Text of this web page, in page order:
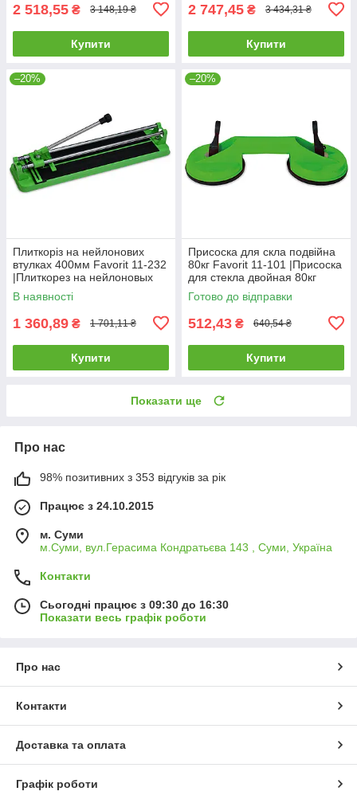
2 518,55 ₴ 3 148,19 ₴
Купити
2 747,45 ₴ 3 434,31 ₴
Купити
–20%
Плиткоріз на нейлонових
втулках 400мм Favorit 11-232
|Плиткорез на нейлоновых
втулках 400мм Favorit
В наявності
1 360,89 ₴ 1 701,11 ₴
Купити
–20%
Присоска для скла подвійна
80кг Favorit 11-101 |Присоска
для стекла двойная 80кг
Favorit
Готово до відправки
512,43 ₴ 640,54 ₴
Купити
Показати ще
Про нас
98% позитивних з 353 відгуків за рік
Працює з 24.10.2015
м. Суми
м.Суми, вул.Герасима Кондратьєва 143 , Суми, Україна
Контакти
Сьогодні працює з 09:30 до 16:30
Показати весь графік роботи
Про нас
Контакти
Доставка та оплата
Графік роботи